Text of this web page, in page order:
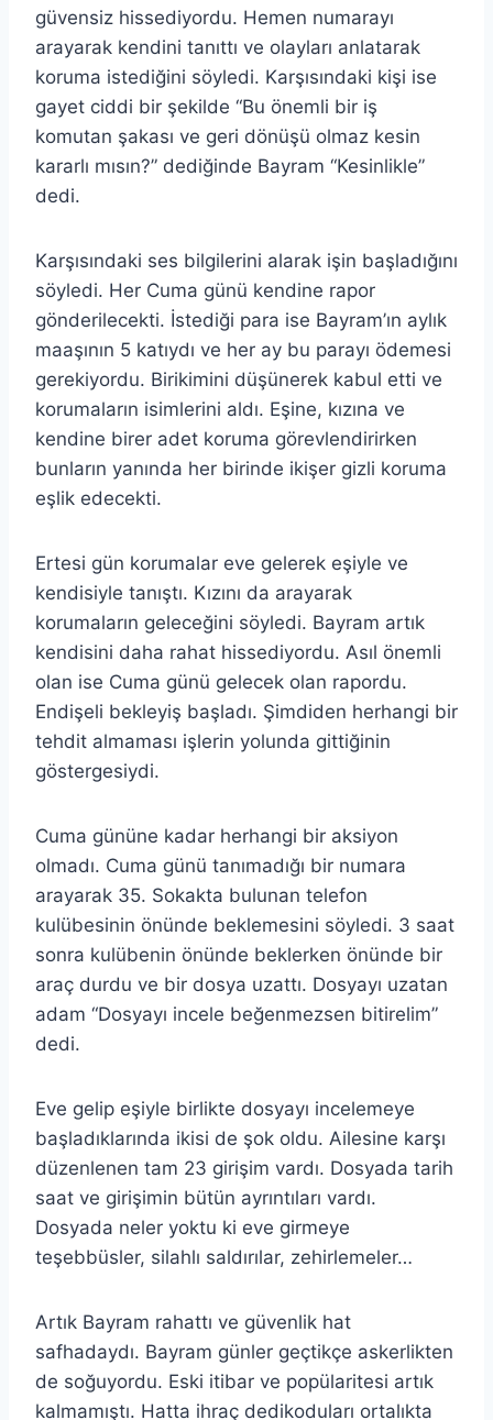
güvensiz hissediyordu. Hemen numarayı
arayarak kendini tanıttı ve olayları anlatarak
koruma istediğini söyledi. Karşısındaki kişi ise
gayet ciddi bir şekilde “Bu önemli bir iş
komutan şakası ve geri dönüşü olmaz kesin
kararlı mısın?” dediğinde Bayram “Kesinlikle”
dedi.
Karşısındaki ses bilgilerini alarak işin başladığını
söyledi. Her Cuma günü kendine rapor
gönderilecekti. İstediği para ise Bayram’ın aylık
maaşının 5 katıydı ve her ay bu parayı ödemesi
gerekiyordu. Birikimini düşünerek kabul etti ve
korumaların isimlerini aldı. Eşine, kızına ve
kendine birer adet koruma görevlendirirken
bunların yanında her birinde ikişer gizli koruma
eşlik edecekti.
Ertesi gün korumalar eve gelerek eşiyle ve
kendisiyle tanıştı. Kızını da arayarak
korumaların geleceğini söyledi. Bayram artık
kendisini daha rahat hissediyordu. Asıl önemli
olan ise Cuma günü gelecek olan rapordu.
Endişeli bekleyiş başladı. Şimdiden herhangi bir
tehdit almaması işlerin yolunda gittiğinin
göstergesiydi.
Cuma gününe kadar herhangi bir aksiyon
olmadı. Cuma günü tanımadığı bir numara
arayarak 35. Sokakta bulunan telefon
kulübesinin önünde beklemesini söyledi. 3 saat
sonra kulübenin önünde beklerken önünde bir
araç durdu ve bir dosya uzattı. Dosyayı uzatan
adam “Dosyayı incele beğenmezsen bitirelim”
dedi.
Eve gelip eşiyle birlikte dosyayı incelemeye
başladıklarında ikisi de şok oldu. Ailesine karşı
düzenlenen tam 23 girişim vardı. Dosyada tarih
saat ve girişimin bütün ayrıntıları vardı.
Dosyada neler yoktu ki eve girmeye
teşebbüsler, silahlı saldırılar, zehirlemeler…
Artık Bayram rahattı ve güvenlik hat
safhadaydı. Bayram günler geçtikçe askerlikten
de soğuyordu. Eski itibar ve popülaritesi artık
kalmamıştı. Hatta ihraç dedikoduları ortalıkta